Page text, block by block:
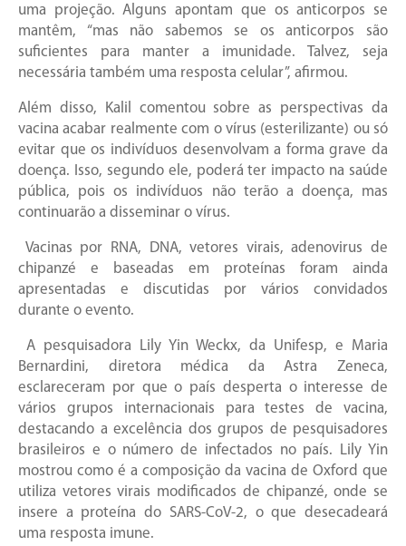
uma projeção. Alguns apontam que os anticorpos se
mantêm, “mas não sabemos se os anticorpos são
suficientes para manter a imunidade. Talvez, seja
necessária também uma resposta celular”, afirmou.
Além disso, Kalil comentou sobre as perspectivas da
vacina acabar realmente com o vírus (esterilizante) ou só
evitar que os indivíduos desenvolvam a forma grave da
doença. Isso, segundo ele, poderá ter impacto na saúde
pública, pois os indivíduos não terão a doença, mas
continuarão a disseminar o vírus.
Vacinas por RNA, DNA, vetores virais, adenovirus de
chipanzé e baseadas em proteínas foram ainda
apresentadas e discutidas por vários convidados
durante o evento.
A pesquisadora Lily Yin Weckx, da Unifesp, e Maria
Bernardini, diretora médica da Astra Zeneca,
esclareceram por que o país desperta o interesse de
vários grupos internacionais para testes de vacina,
destacando a excelência dos grupos de pesquisadores
brasileiros e o número de infectados no país. Lily Yin
mostrou como é a composição da vacina de Oxford que
utiliza vetores virais modificados de chipanzé, onde se
insere a proteína do SARS-CoV-2, o que desecadeará
uma resposta imune.